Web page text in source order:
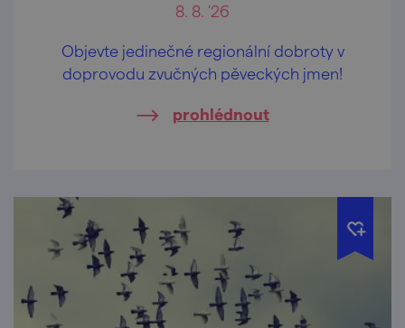
8. 8. '26
Objevte jedinečné regionální dobroty v
doprovodu zvučných pěveckých jmen!
prohlédnout